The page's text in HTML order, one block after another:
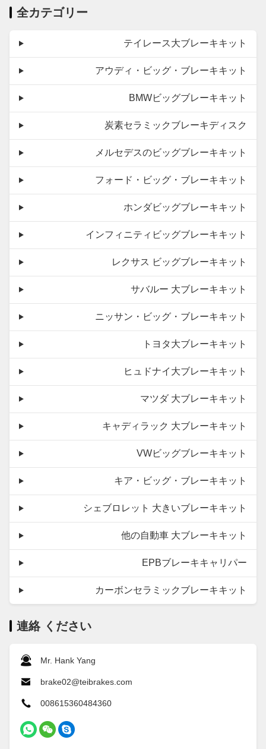
全カテゴリー
テイレース大ブレーキキット
アウディ・ビッグ・ブレーキキット
BMWビッグブレーキキット
炭素セラミックブレーキディスク
メルセデスのビッグブレーキキット
フォード・ビッグ・ブレーキキット
ホンダビッグブレーキキット
インフィニティビッグブレーキキット
レクサス ビッグブレーキキット
サバルー 大ブレーキキット
ニッサン・ビッグ・ブレーキキット
トヨタ大ブレーキキット
ヒュドナイ大ブレーキキット
マツダ 大ブレーキキット
キャディラック 大ブレーキキット
VWビッグブレーキキット
キア・ビッグ・ブレーキキット
シェブロレット 大きいブレーキキット
他の自動車 大ブレーキキット
EPBブレーキキャリパー
カーボンセラミックブレーキキット
連絡 ください
Mr. Hank Yang
brake02@teibrakes.com
008615360484360